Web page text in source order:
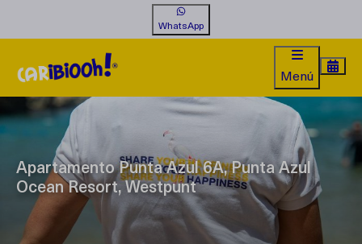
WhatsApp
Menú
Apartamento Punta Azul 6A, Punta Azul
Ocean Resort, Westpunt